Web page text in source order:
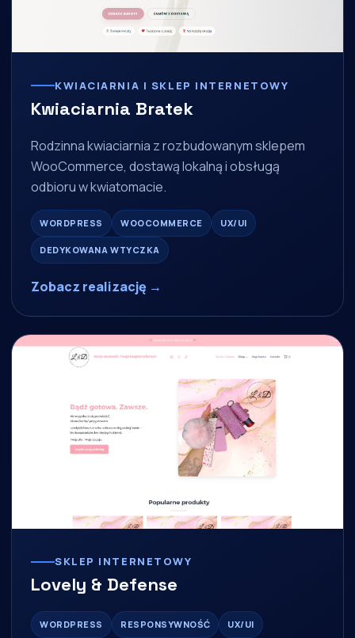
KWIACIARNIA I SKLEP INTERNETOWY
Kwiaciarnia Bratek
Rodzinna kwiaciarnia z rozbudowanym sklepem
WooCommerce, dostawą lokalną i obsługą
odbioru w kwiatomacie.
WORDPRESS WOOCOMMERCE UX/UI
DEDYKOWANA WTYCZKA
Zobacz realizację →
SKLEP INTERNETOWY
Lovely & Defense
WORDPRESS RESPONSYWNOŚĆ UX/UI